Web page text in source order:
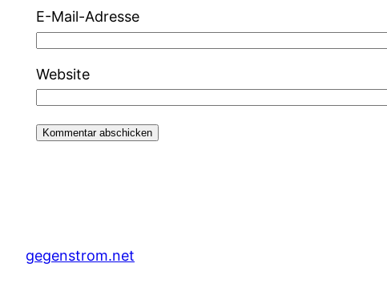
E-Mail-Adresse
Website
gegenstrom.net